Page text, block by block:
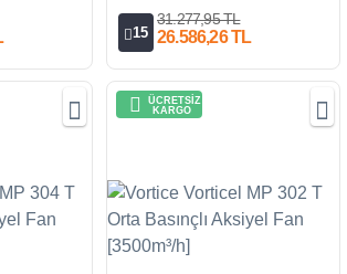
15
31.277,95 TL
26.586,26 TL
ÜCRETSİZ
KARGO